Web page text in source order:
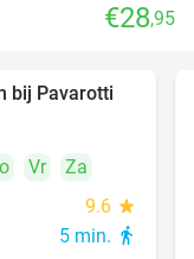
€28,95
31%
bij Pavarotti
Vr
Za
9.6 star
5 min. directions_walk